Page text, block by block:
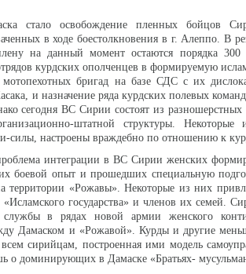
стало освобождение пленных бойцов
в ходе боестолкновения в г. Алеппо. В
на данный момент остаются порядка 300
курдских ополченцев в формируемую
мотопехотных бригад на базе СДС с их
и назначение ряда курдских полевых
сегодня ВС Сирии состоят из разношерстных
штатной структуры. Некоторые
силы, настроены враждебно по отношению к
интеграции в ВС Сирии женских
опыт и прошедших специальную
территории «Рожавы». Некоторые из них
государства» и членов их семей.
службы в рядах новой армии женского
Дамаском и «Рожавой». Курды и другие
сирийцам, построенная ими модель
о доминирующих в Дамаске «Братьях-